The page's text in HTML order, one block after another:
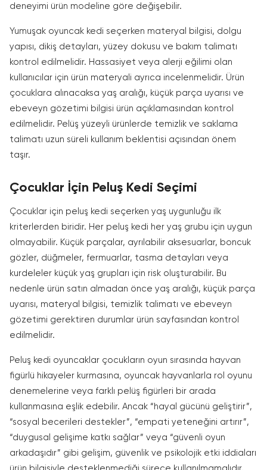
deneyimi ürün modeline göre değişebilir.
Yumuşak oyuncak kedi seçerken materyal bilgisi, dolgu
yapısı, dikiş detayları, yüzey dokusu ve bakım talimatı
kontrol edilmelidir. Hassasiyet veya alerji eğilimi olan
kullanıcılar için ürün materyali ayrıca incelenmelidir. Ürün
çocuklara alınacaksa yaş aralığı, küçük parça uyarısı ve
ebeveyn gözetimi bilgisi ürün açıklamasından kontrol
edilmelidir. Pelüş yüzeyli ürünlerde temizlik ve saklama
talimatı uzun süreli kullanım beklentisi açısından önem
taşır.
Çocuklar İçin Peluş Kedi Seçimi
Çocuklar için peluş kedi seçerken yaş uygunluğu ilk
kriterlerden biridir. Her peluş kedi her yaş grubu için uygun
olmayabilir. Küçük parçalar, ayrılabilir aksesuarlar, boncuk
gözler, düğmeler, fermuarlar, tasma detayları veya
kurdeleler küçük yaş grupları için risk oluşturabilir. Bu
nedenle ürün satın almadan önce yaş aralığı, küçük parça
uyarısı, materyal bilgisi, temizlik talimatı ve ebeveyn
gözetimi gerektiren durumlar ürün sayfasından kontrol
edilmelidir.
Peluş kedi oyuncaklar çocukların oyun sırasında hayvan
figürlü hikayeler kurmasına, oyuncak hayvanlarla rol oyunu
denemelerine veya farklı pelüş figürleri bir arada
kullanmasına eşlik edebilir. Ancak “hayal gücünü geliştirir”,
“sosyal becerileri destekler”, “empati yeteneğini artırır”,
“duygusal gelişime katkı sağlar” veya “güvenli oyun
arkadaşıdır” gibi gelişim, güvenlik ve psikolojik etki iddiaları